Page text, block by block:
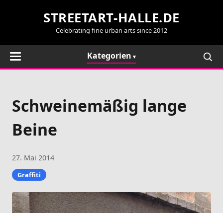
STREETART-HALLE.DE
Celebrating fine urban arts since 2012
Kategorien
Schweinemäßig lange
Beine
27. Mai 2014
Graffiti